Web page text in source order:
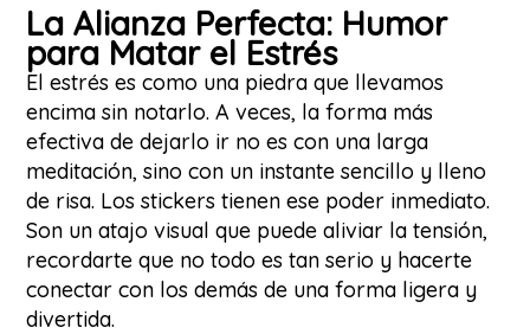
La Alianza Perfecta: Humor
para Matar el Estrés
El estrés es como una piedra que llevamos
encima sin notarlo. A veces, la forma más
efectiva de dejarlo ir no es con una larga
meditación, sino con un instante sencillo y lleno
de risa. Los stickers tienen ese poder inmediato.
Son un atajo visual que puede aliviar la tensión,
recordarte que no todo es tan serio y hacerte
conectar con los demás de una forma ligera y
divertida.